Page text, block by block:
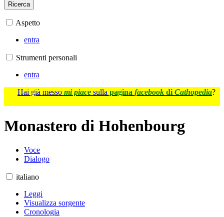
Ricerca
Aspetto
entra
Strumenti personali
entra
Hai già messo mi piace sulla pagina facebook di Cathopedia?
Monastero di Hohenbourg
Voce
Dialogo
italiano
Leggi
Visualizza sorgente
Cronologia